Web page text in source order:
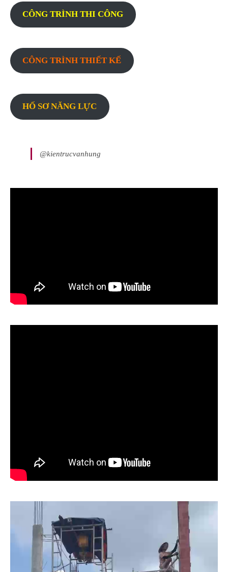
CÔNG TRÌNH THI CÔNG
CÔNG TRÌNH THIẾT KẾ
HỐ SƠ NĂNG LỰC
@kientrucvanhung